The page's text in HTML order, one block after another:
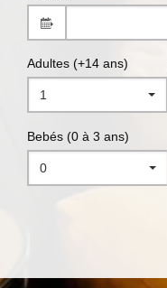
Adultes (+14 ans)
1
Bebés (0 à 3 ans)
0